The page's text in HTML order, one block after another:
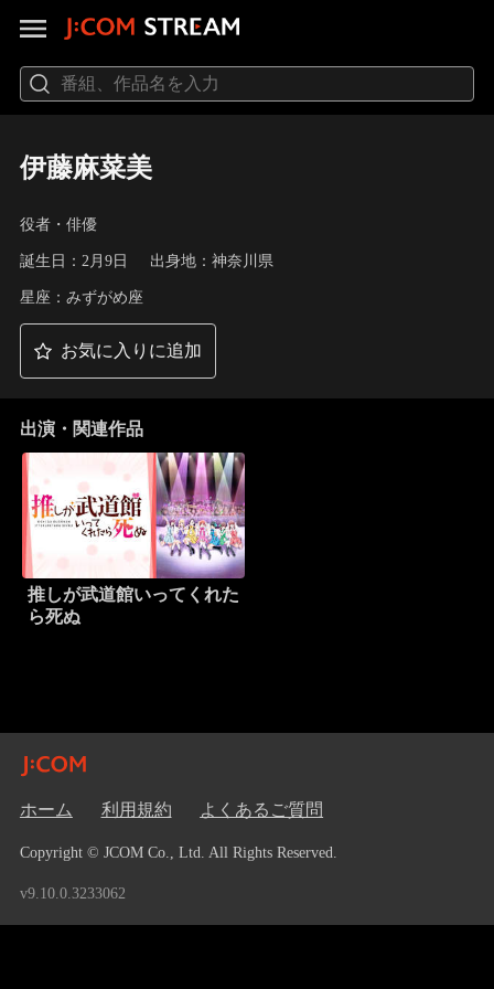
伊藤麻菜美
役者・俳優
誕生日：2月9日 出身地：神奈川県
星座：みずがめ座
お気に入りに追加
出演・関連作品
推しが武道館いってくれた
ら死ぬ
ホーム 利用規約 よくあるご質問
Copyright © JCOM Co., Ltd. All Rights Reserved.
v9.10.0.3233062